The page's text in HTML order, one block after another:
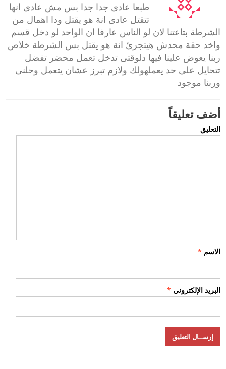
طبعا عادى جدا جدا بس مش عادى انها
تتقتل عادى انة هو يقتل ودا اهمال من
الشرطة بتاعتنا لان لو الناس عارفا ان الواحد لو دخل قسم
واخد حقة محدش هيتجرئ انة هو يقتل بس الشرطة خلاص
ربنا يعوض علينا فيها دلوقتى تدخل تعمل محضر تفضل
تتحايل على حد يعملهولك ولازم تبرز عشان يتعمل وحلنى
وربنا موجود
أضف تعليقاً
التعليق
الاسم *
البريد الإلكتروني *